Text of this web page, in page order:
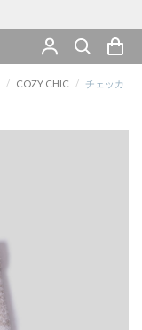
/ COZY CHIC /
チェッカ